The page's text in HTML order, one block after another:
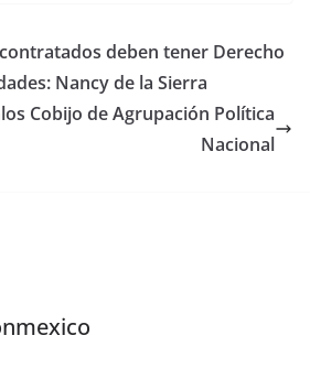
deben tener Derecho
Nancy de la Sierra
Cobijo de Agrupación Política
Nacional